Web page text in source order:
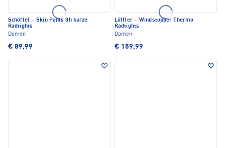
Schöffel · Skin Pants 8h kurze
Radtights
Damen
€ 89,99
Löffler · Windstopper Thermo
Radtights
Damen
€ 159,99